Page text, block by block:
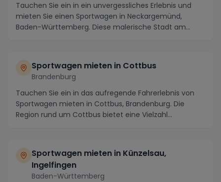
Tauchen Sie ein in ein unvergessliches Erlebnis und
mieten Sie einen Sportwagen in Neckargemünd,
Baden-Württemberg. Diese malerische Stadt am
Sportwagen mieten in Cottbus
Brandenburg
Tauchen Sie ein in das aufregende Fahrerlebnis von
Sportwagen mieten in Cottbus, Brandenburg. Die
Region rund um Cottbus bietet eine Vielzahl
Sportwagen mieten in Künzelsau,
Ingelfingen
Baden-Württemberg